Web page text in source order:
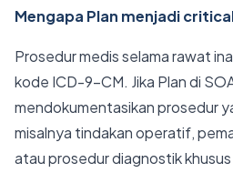
Mengapa Plan menjadi
Prosedur medis selama rawat
kode ICD-9-CM. Jika Plan di
mendokumentasikan prosedur
misalnya tindakan operatif,
atau prosedur diagnostik